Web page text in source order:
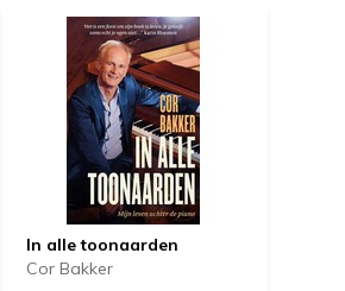
In alle toonaarden
Cor Bakker